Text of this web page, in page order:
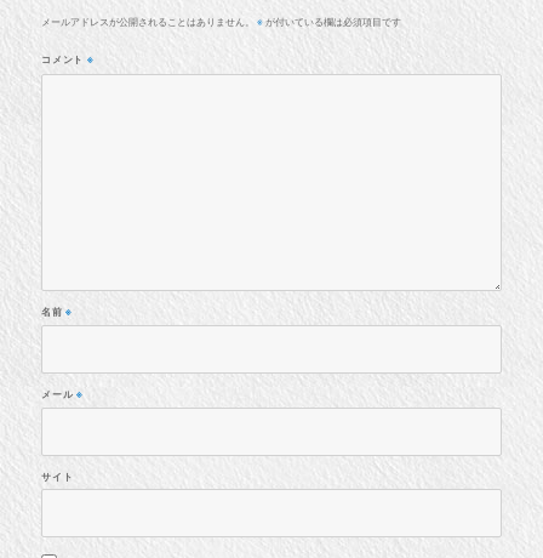
メールアドレスが公開されることはありません。 ※ が付いている欄は必須項目です
コメント ※
名前※
メール ※
サイト